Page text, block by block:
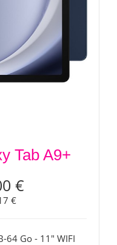
Tab A9+
€
€
64 Go - 11" WIFI